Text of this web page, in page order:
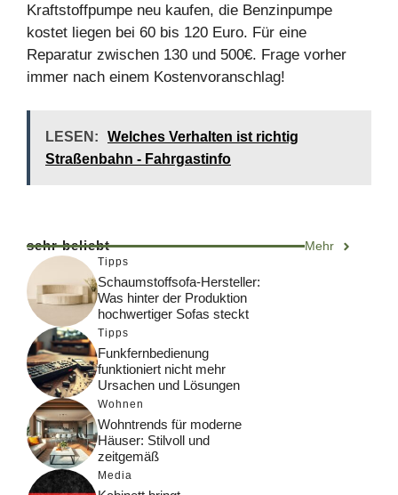
Kraftstoffpumpe neu kaufen, die Benzinpumpe
kostet liegen bei 60 bis 120 Euro. Für eine
Reparatur zwischen 130 und 500€. Frage vorher
immer nach einem Kostenvoranschlag!
LESEN:
Welches Verhalten ist richtig
Straßenbahn - Fahrgastinfo
sehr beliebt Mehr
Tipps
Schaumstoffsofa-Hersteller:
Was hinter der Produktion
hochwertiger Sofas steckt
Tipps
Funkfernbedienung
funktioniert nicht mehr
Ursachen und Lösungen
Wohnen
Wohntrends für moderne
Häuser: Stilvoll und
zeitgemäß
Media